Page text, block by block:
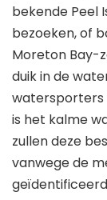
bekende Peel
bezoeken, of
Moreton Bay-
duik in de
watersporters
is het kalme
zullen deze
vanwege de